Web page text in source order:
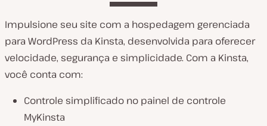
Impulsione seu site com a hospedagem gerenciada
para WordPress da Kinsta, desenvolvida para oferecer
velocidade, segurança e simplicidade. Com a Kinsta,
você conta com:
Controle simplificado no painel de controle
MyKinsta